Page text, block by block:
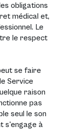
obligations
médical et,
Le
le respect
se faire
Service
raison
pas
seul le son
s'engage à